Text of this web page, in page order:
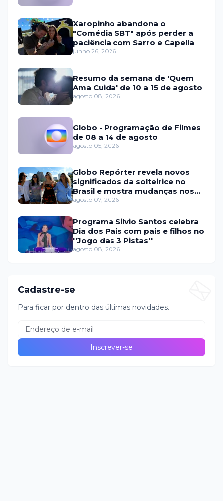
Xaropinho abandona o
"Comédia SBT" após perder a
paciência com Sarro e Capella
junho 26, 2026
Resumo da semana de 'Quem
Ama Cuida' de 10 a 15 de agosto
agosto 08, 2026
Globo - Programação de Filmes
de 08 a 14 de agosto
agosto 05, 2026
Globo Repórter revela novos
significados da solteirice no
Brasil e mostra mudanças nos
relacionamentos
agosto 07, 2026
Programa Silvio Santos celebra
Dia dos Pais com pais e filhos no
''Jogo das 3 Pistas''
agosto 08, 2026
Cadastre-se
Para ficar por dentro das últimas novidades.